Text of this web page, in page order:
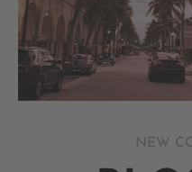
NEW